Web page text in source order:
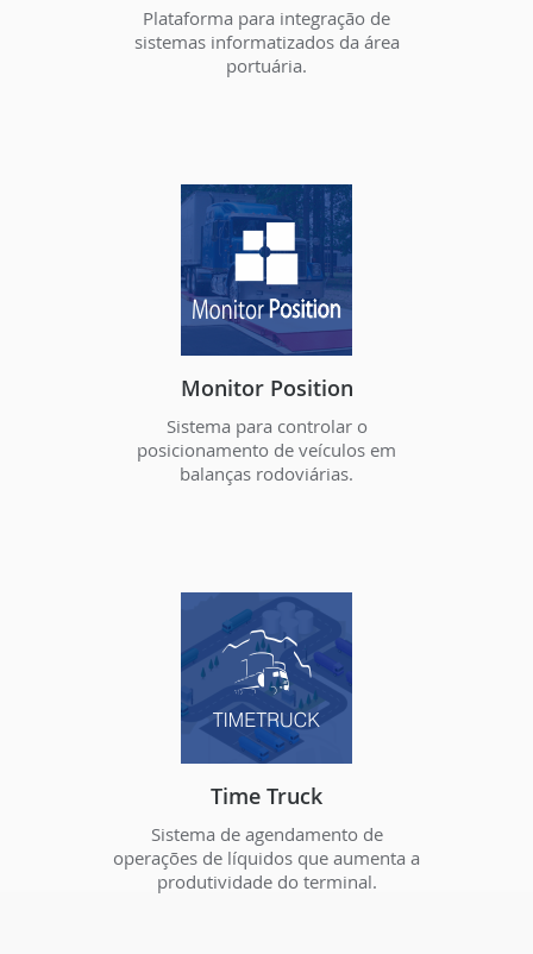
Plataforma para integração de
sistemas informatizados da área
portuária.
Monitor Position
Sistema para controlar o
posicionamento de veículos em
balanças rodoviárias.
Time Truck
Sistema de agendamento de
operações de líquidos que aumenta a
produtividade do terminal.